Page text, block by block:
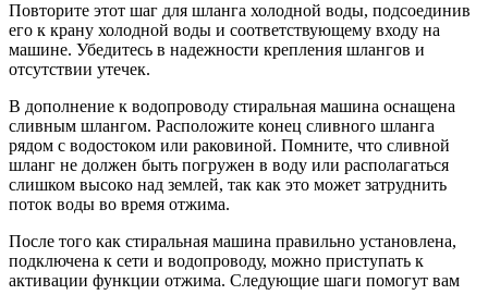
Повторите этот шаг для шланга холодной воды, подсоединив
его к крану холодной воды и соответствующему входу на
машине. Убедитесь в надежности крепления шлангов и
отсутствии утечек.
В дополнение к водопроводу стиральная машина оснащена
сливным шлангом. Расположите конец сливного шланга
рядом с водостоком или раковиной. Помните, что сливной
шланг не должен быть погружен в воду или располагаться
слишком высоко над землей, так как это может затруднить
поток воды во время отжима.
После того как стиральная машина правильно установлена,
подключена к сети и водопроводу, можно приступать к
активации функции отжима. Следующие шаги помогут вам